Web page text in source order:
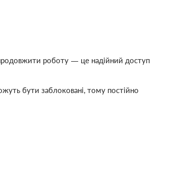
роботу — це надійний доступ
бути заблоковані, тому постійно